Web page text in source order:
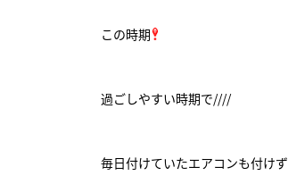
この時期
過ごしやすい時期で////
毎日付けていたエアコンも付けず